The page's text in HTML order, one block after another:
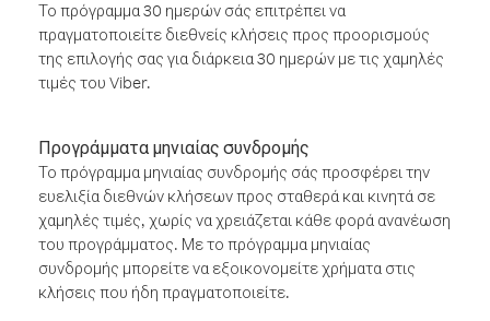
Το πρόγραμμα 30 ημερών σάς επιτρέπει να
πραγματοποιείτε διεθνείς κλήσεις προς προορισμούς
της επιλογής σας για διάρκεια 30 ημερών με τις χαμηλές
τιμές του Viber.
Προγράμματα μηνιαίας συνδρομής
Το πρόγραμμα μηνιαίας συνδρομής σάς προσφέρει την
ευελιξία διεθνών κλήσεων προς σταθερά και κινητά σε
χαμηλές τιμές, χωρίς να χρειάζεται κάθε φορά ανανέωση
του προγράμματος. Με το πρόγραμμα μηνιαίας
συνδρομής μπορείτε να εξοικονομείτε χρήματα στις
κλήσεις που ήδη πραγματοποιείτε.